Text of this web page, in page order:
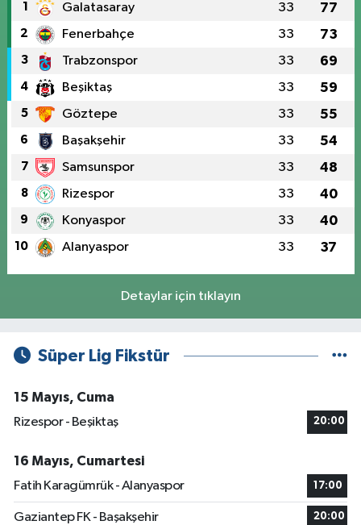
1 Galatasaray 33 77
2 Fenerbahçe 33 73
3 Trabzonspor 33 69
4 Beşiktaş 33 59
5 Göztepe 33 55
6 Başakşehir 33 54
7 Samsunspor 33 48
8 Rizespor 33 40
9 Konyaspor 33 40
10 Alanyaspor 33 37
Detaylar için tıklayın
Süper Lig Fikstür
15 Mayıs, Cuma
Rizespor - Beşiktaş
20:00
16 Mayıs, Cumartesi
Fatih Karagümrük - Alanyaspor
17:00
Gaziantep FK - Başakşehir 20:00